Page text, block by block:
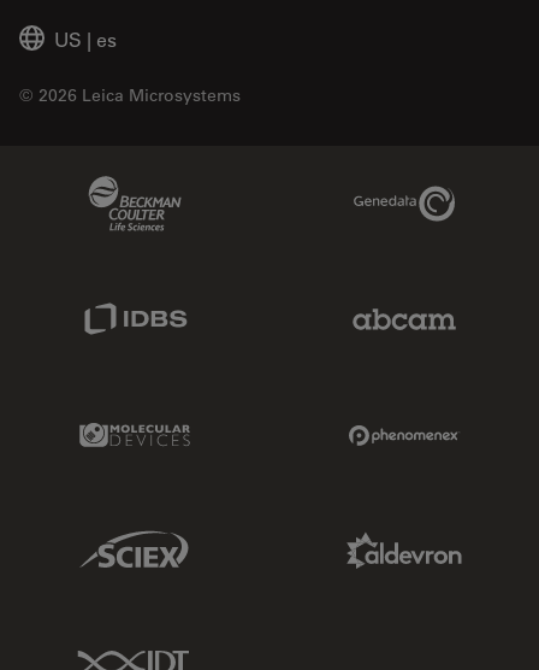
US | es
© 2026 Leica Microsystems
Genedata Link
Molecular Devices Link
Sciex Link
IDT Link